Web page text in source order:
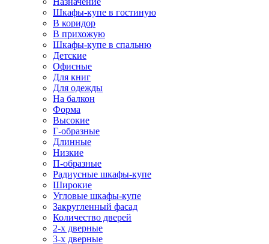
Шкафы-купе в гостиную
В коридор
В прихожую
Шкафы-купе в спальню
Детские
Офисные
Для книг
Для одежды
На балкон
Форма
Высокие
Г-образные
Длинные
Низкие
П-образные
Радиусные шкафы-купе
Широкие
Угловые шкафы-купе
Закругленный фасад
Количество дверей
2-х дверные
3-х дверные